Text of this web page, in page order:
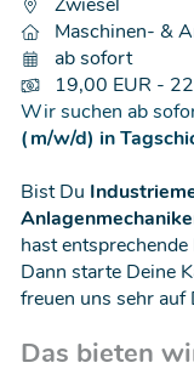
Zwiesel
Maschinen- &
ab sofort
19,00 EUR -
Wir suchen ab
(m/w/d) in
Bist Du
hast
Dann starte Deine
freuen uns sehr auf
Das bieten